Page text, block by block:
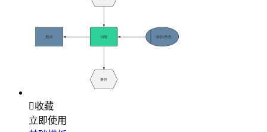
收藏
立即使用